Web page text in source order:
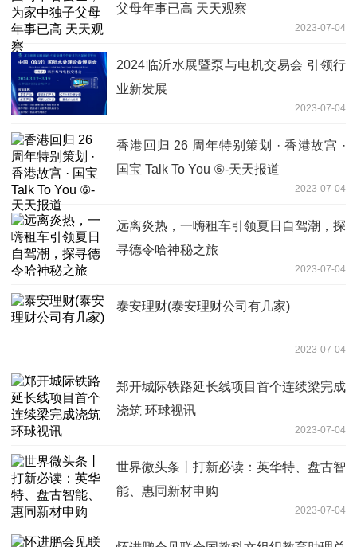
父母年事已高 天天观察
2023-07-04
2024临沂水展暨泵与电机交易会 引领行
业新发展
2023-07-04
香港回归 26 周年特别策划 · 香港故宫 ·
国宝 Talk To You ⑥-天天报道
2023-07-04
远离炎热，一嗨租车引领夏日自驾潮，探
寻德令哈神秘之旅
2023-07-04
泰安理财(泰安理财公司有几家)
2023-07-04
郑开城际铁路延长线项目首个连续梁完成
浇筑 环球视讯
2023-07-04
世界微头条丨打新必读：英华特、盘古智
能、惠同新材申购
2023-07-04